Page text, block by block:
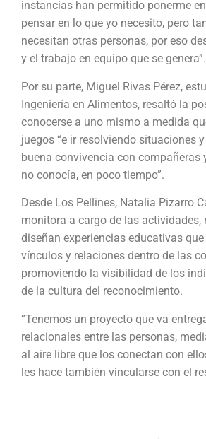
instancias han permitido ponerme
pensar en lo que yo necesito, pero
necesitan otras personas, por eso
y el trabajo en equipo que se genera”.
Por su parte, Miguel Rivas Pérez,
Ingeniería en Alimentos, resaltó la
conocerse a uno mismo a medida
juegos “e ir resolviendo situaciones
buena convivencia con compañeras
no conocía, en poco tiempo”.
Desde Los Pellines, Natalia Pizarro
monitora a cargo de las actividades,
diseñan experiencias educativas
vínculos y relaciones dentro de las
promoviendo la visibilidad de los
de la cultura del reconocimiento.
“Tenemos un proyecto que va
relacionales entre las personas,
al aire libre que los conectan con
les hace también vincularse con el